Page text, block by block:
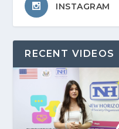
INSTAGRAM
RECENT VIDEOS